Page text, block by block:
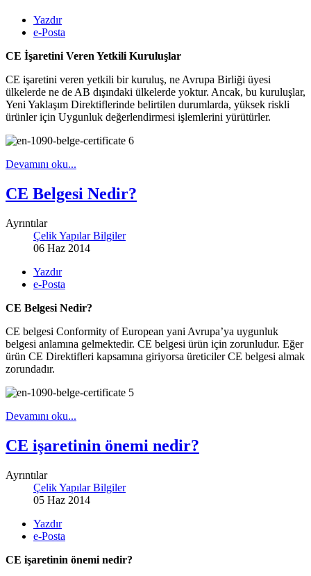
Yazdır
e-Posta
CE İşaretini Veren Yetkili Kuruluşlar
CE işaretini veren yetkili bir kuruluş, ne Avrupa Birliği üyesi
ülkelerde ne de AB dışındaki ülkelerde yoktur. Ancak, bu kuruluşlar,
Yeni Yaklaşım Direktiflerinde belirtilen durumlarda, yüksek riskli
ürünler için Uygunluk değerlendirmesi işlemlerini yürütürler.
Devamını oku...
CE Belgesi Nedir?
Ayrıntılar
Çelik Yapılar Bilgiler
06 Haz 2014
Yazdır
e-Posta
CE Belgesi Nedir?
CE belgesi Conformity of European yani Avrupa’ya uygunluk
belgesi anlamına gelmektedir. CE belgesi ürün için zorunludur. Eğer
ürün CE Direktifleri kapsamına giriyorsa üreticiler CE belgesi almak
zorundadır.
Devamını oku...
CE işaretinin önemi nedir?
Ayrıntılar
Çelik Yapılar Bilgiler
05 Haz 2014
Yazdır
e-Posta
CE işaretinin önemi nedir?